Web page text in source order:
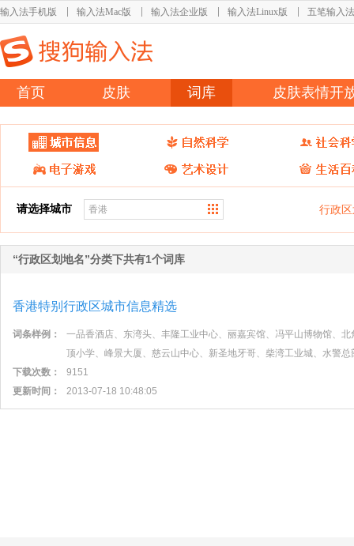
输入法手机版 输入法Mac版 输入法企业版 输入法Linux版 五笔输入法
首页 皮肤 词库 皮肤表情开
请选择城市 行政
“行政区划地名”分类下共有1个词库
香港特别行政区城市信息精选
词条样例：
一品香酒店、东湾头、丰隆工业中心、丽嘉宾馆、冯平山博物馆、
顶小学、峰景大厦、慈云山中心、新圣地牙哥、柴湾工业城、水警
下载次数：
9151
更新时间：
2013-07-18 10:48:05